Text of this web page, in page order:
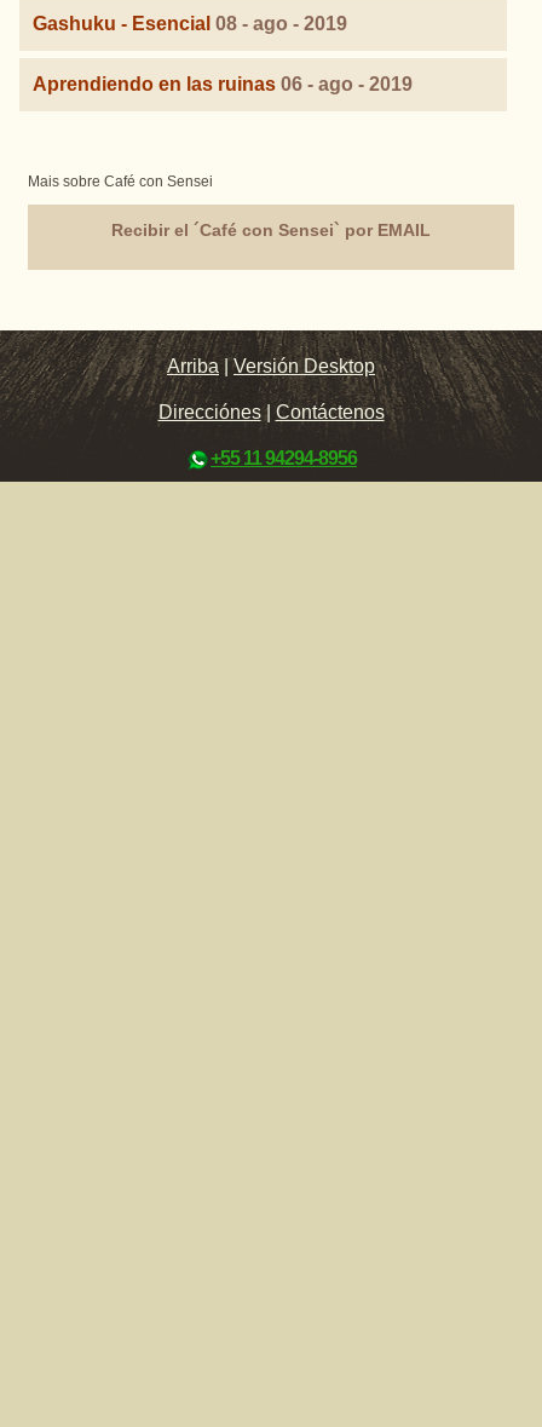
Gashuku - Esencial 08 - ago - 2019
Aprendiendo en las ruinas 06 - ago - 2019
Mais sobre Café con Sensei
Recibir el ´Café con Sensei` por EMAIL
Arriba |Versión Desktop
Direcciónes| Contáctenos
+55 11 94294-8956